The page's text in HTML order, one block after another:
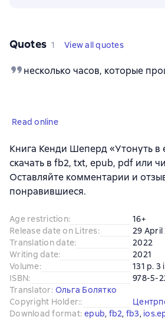
Quotes 1 View all quotes
несколько часов, которые
Read online
Книга Кенди Шеперд «Утонуть в
скачать в fb2, txt, epub, pdf или
Оставляйте комментарии и
понравившиеся.
Age restriction:
16+
Release date on Litres:
29 April
Translation date:
2022
Writing date:
2021
Volume:
131 p.
ISBN:
978-5-
Translator: Ольга Болятко
Copyright Holder::
Download format: epub, fb2, fb3,